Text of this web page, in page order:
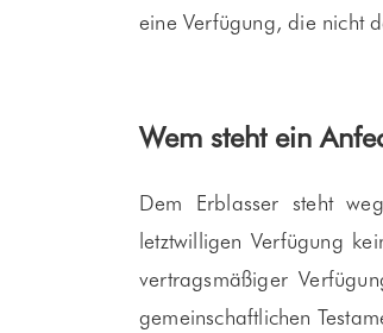
eine Verfügung, die nicht
Wem steht ein
Dem Erblasser steht
letztwilligen Verfügung
vertragsmäßiger
gemeinschaftlichen